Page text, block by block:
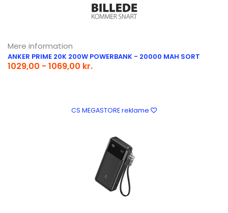
Mere information
ANKER PRIME 20K 200W POWERBANK - 20000 MAH SORT
1029,00 - 1069,00 kr.
CS MEGASTORE reklame